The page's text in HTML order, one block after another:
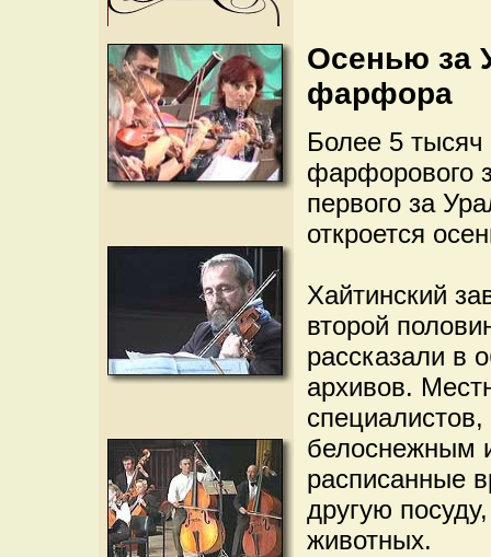
Осенью за
фарфора
Более 5 тысяч
фарфорового
первого за
откроется
Хайтинский
второй
рассказали в
архивов.
белоснежным
расписанные
другую
животных.